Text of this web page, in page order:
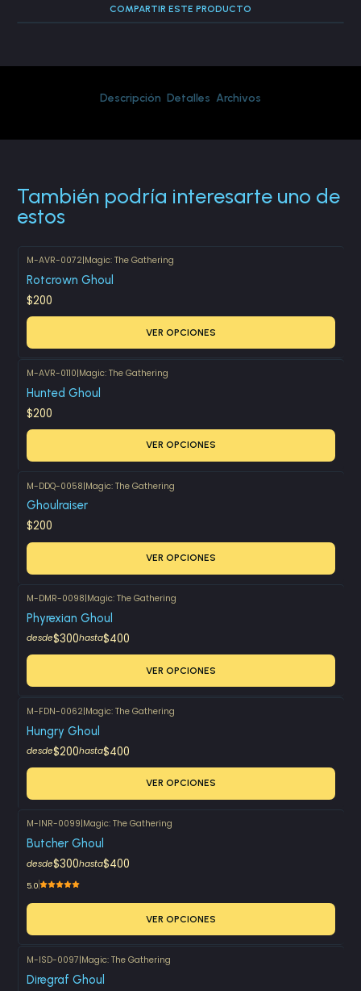
COMPARTIR ESTE PRODUCTO
Descripción Detalles Archivos
También podría interesarte uno de
estos
M-AVR-0072|Magic: The Gathering
Rotcrown Ghoul
$200
VER OPCIONES
M-AVR-0110|Magic: The Gathering
Hunted Ghoul
$200
VER OPCIONES
M-DDQ-0058|Magic: The Gathering
Ghoulraiser
$200
VER OPCIONES
M-DMR-0098|Magic: The Gathering
Phyrexian Ghoul
desde$300hasta$400
VER OPCIONES
M-FDN-0062|Magic: The Gathering
Hungry Ghoul
desde$200hasta$400
VER OPCIONES
M-INR-0099|Magic: The Gathering
Butcher Ghoul
desde$300hasta$400
5.0
VER OPCIONES
M-ISD-0097|Magic: The Gathering
Diregraf Ghoul